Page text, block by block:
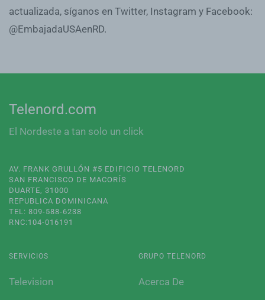
actualizada, síganos en Twitter, Instagram y Facebook:
@EmbajadaUSAenRD.
Telenord.com
El Nordeste a tan solo un click
AV. FRANK GRULLÓN #5 EDIFICIO TELENORD
SAN FRANCISCO DE MACORÍS
DUARTE, 31000
REPUBLICA DOMINICANA
TEL: 809-588-6238
RNC:104-016191
SERVICIOS
Television
GRUPO TELENORD
Acerca De